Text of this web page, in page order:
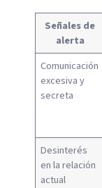
Señales de
alerta
Comunicación
excesiva y
secreta
Desinterés
en la relación
actual